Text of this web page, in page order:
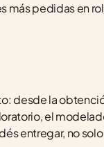
más pedidas en
desde la
el
entregar, no